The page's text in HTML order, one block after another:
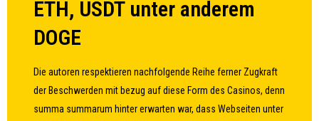
ETH, USDT unter anderem
DOGE
Die autoren respektieren nachfolgende Reihe ferner Zugkraft
der Beschwerden mit bezug auf diese Form des Casinos, denn
summa summarum hinter erwarten war, dass Webseiten unter